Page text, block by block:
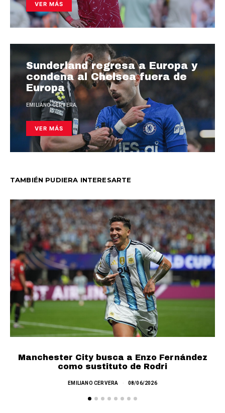
VER MÁS
Sunderland regresa a Europa y
condena al Chelsea fuera de
Europa
EMILIANO CERVERA
VER MÁS
TAMBIÉN PUDIERA INTERESARTE
Manchester City busca a Enzo Fernández
como sustituto de Rodri
EMILIANO CERVERA 08/06/2026